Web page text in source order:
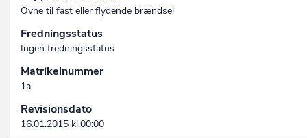
Ovne til fast eller flydende brændsel
Fredningsstatus
Ingen fredningsstatus
Matrikelnummer
1a
Revisionsdato
16.01.2015 kl.00:00